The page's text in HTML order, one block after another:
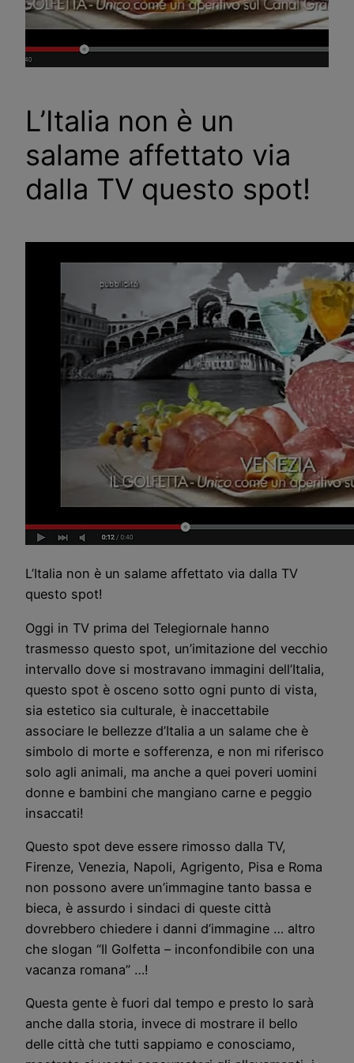
L’Italia non è un
salame affettato via
dalla TV questo spot!
L’Italia non è un salame affettato via dalla TV
questo spot!
Oggi in TV prima del Telegiornale hanno
trasmesso questo spot, un’imitazione del vecchio
intervallo dove si mostravano immagini dell’Italia,
questo spot è osceno sotto ogni punto di vista,
sia estetico sia culturale, è inaccettabile
associare le bellezze d’Italia a un salame che è
simbolo di morte e sofferenza, e non mi riferisco
solo agli animali, ma anche a quei poveri uomini
donne e bambini che mangiano carne e peggio
insaccati!
Questo spot deve essere rimosso dalla TV,
Firenze, Venezia, Napoli, Agrigento, Pisa e Roma
non possono avere un’immagine tanto bassa e
bieca, è assurdo i sindaci di queste città
dovrebbero chiedere i danni d’immagine … altro
che slogan “Il Golfetta – inconfondibile con una
vacanza romana” …!
Questa gente è fuori dal tempo e presto lo sarà
anche dalla storia, invece di mostrare il bello
delle città che tutti sappiamo e conosciamo,